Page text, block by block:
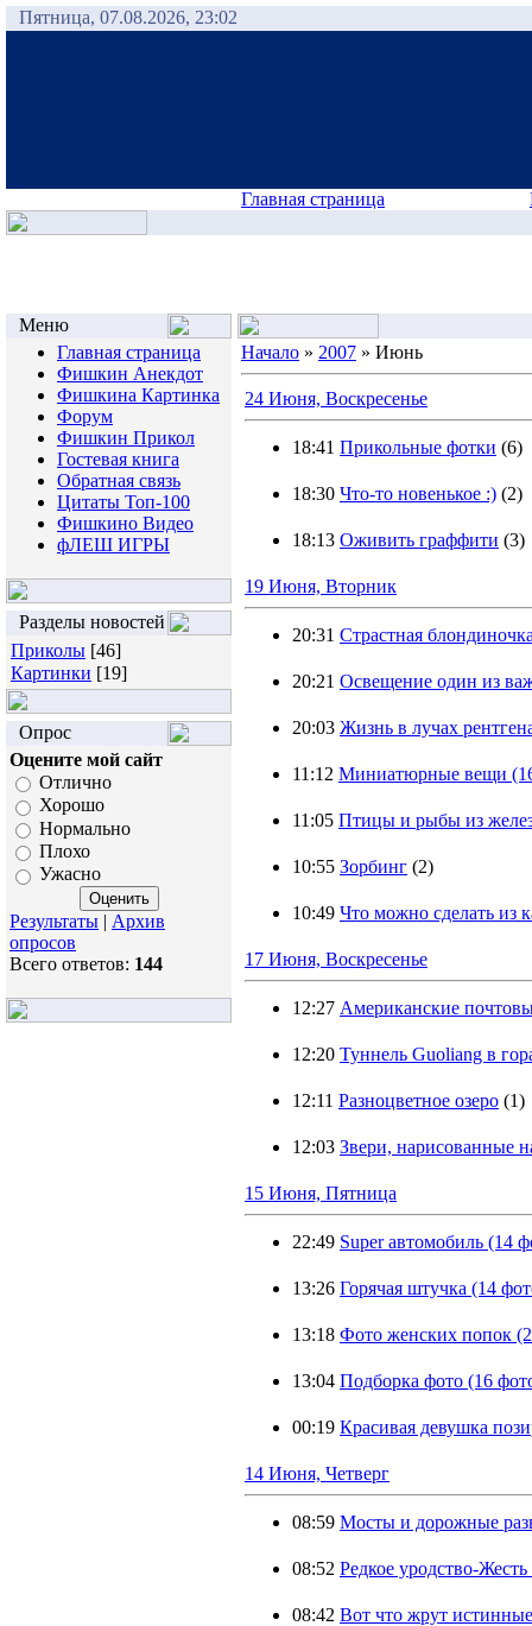
Пятница, 07.08.2026, 23:02
Главная страница
Меню
Главная страница
Фишкин Анекдот
Фишкина Картинка
Форум
Фишкин Прикол
Гостевая книга
Обратная связь
Цитаты Топ-100
Фишкино Видео
фЛЕШ ИГРЫ
Разделы новостей
Приколы [46]
Картинки [19]
Опрос
Оцените мой сайт
Отлично
Хорошо
Нормально
Плохо
Ужасно
Результаты | Архив
опросов
Всего ответов: 144
Начало » 2007 » Июнь
24 Июня, Воскресенье
18:41 Прикольные фотки (6)
18:30 Что-то новенькое :) (2)
18:13 Оживить граффити (3)
19 Июня, Вторник
20:31 Страстная
20:21 Освещение один из
20:03 Жизнь в лучах
11:12 Миниатюрные вещи
11:05 Птицы и рыбы из
10:55 Зорбинг (2)
10:49 Что можно сделать из
17 Июня, Воскресенье
12:27 Американские
12:20 Туннель Guoliang в
12:11 Разноцветное озеро (1)
12:03 Звери, нарисованные
15 Июня, Пятница
22:49 Super автомобиль (14
13:26 Горячая штучка (14
13:18 Фото женских попок
13:04 Подборка фото (16
00:19 Красивая девушка
14 Июня, Четверг
08:59 Мосты и дорожные
08:52 Редкое уродство-
08:42 Вот что жрут